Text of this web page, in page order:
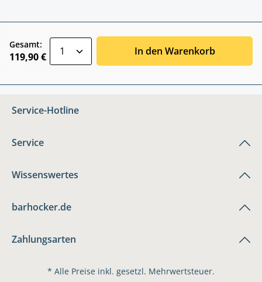
Gesamt:
119,90 € In den Warenkorb
Service-Hotline
Service
Wissenswertes
barhocker.de
Zahlungsarten
* Alle Preise inkl. gesetzl. Mehrwertsteuer.